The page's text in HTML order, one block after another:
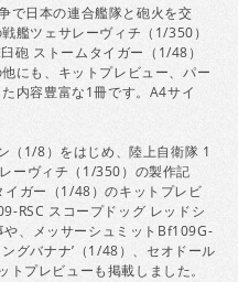
で日本の連合艦隊と砲火を交
艦ツェサレーヴィチ（1/350）
砲 ストームタイガー（1/48）
にも、キットプレビュー、パー
内容豊富な1冊です。A4サイ
（1/8）をはじめ、陸上自衛隊 1
ーヴィチ（1/350）の製作記
ガー（1/48）のキットプレビ
RSC スコープドッグ レッドシ
、メッサーシュミットBf109G-
グバナナ’（1/48）、セオドール
プレビューも掲載しました。